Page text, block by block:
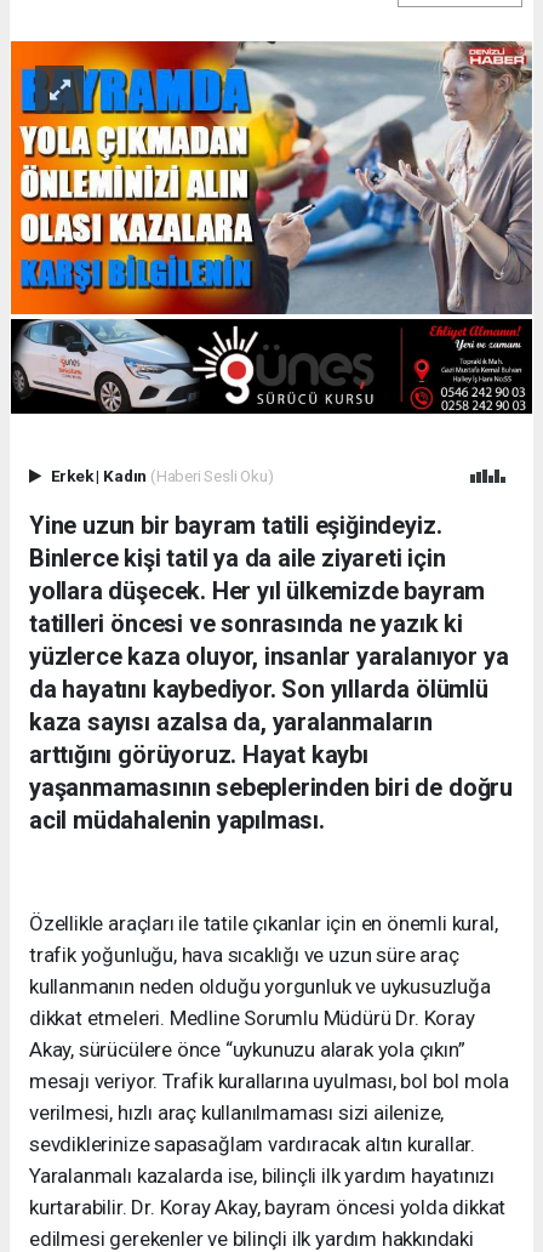
Erkek| Kadın (Haberi Sesli Oku)
Yine uzun bir bayram tatili eşiğindeyiz.
Binlerce kişi tatil ya da aile ziyareti için
yollara düşecek. Her yıl ülkemizde bayram
tatilleri öncesi ve sonrasında ne yazık ki
yüzlerce kaza oluyor, insanlar yaralanıyor ya
da hayatını kaybediyor. Son yıllarda ölümlü
kaza sayısı azalsa da, yaralanmaların
arttığını görüyoruz. Hayat kaybı
yaşanmamasının sebeplerinden biri de doğru
acil müdahalenin yapılması.
Özellikle araçları ile tatile çıkanlar için en önemli kural,
trafik yoğunluğu, hava sıcaklığı ve uzun süre araç
kullanmanın neden olduğu yorgunluk ve uykusuzluğa
dikkat etmeleri. Medline Sorumlu Müdürü Dr. Koray
Akay, sürücülere önce “uykunuzu alarak yola çıkın”
mesajı veriyor. Trafik kurallarına uyulması, bol bol mola
verilmesi, hızlı araç kullanılmaması sizi ailenize,
sevdiklerinize sapasağlam vardıracak altın kurallar.
Yaralanmalı kazalarda ise, bilinçli ilk yardım hayatınızı
kurtarabilir. Dr. Koray Akay, bayram öncesi yolda dikkat
edilmesi gerekenler ve bilinçli ilk yardım hakkındaki